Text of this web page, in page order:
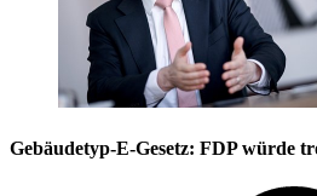
Gebäudetyp-E-Gesetz: FDP würde